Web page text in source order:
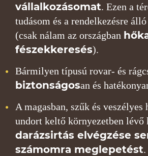
vállalkozásomat. Ezen a
tudásom és a rendelkezésre
(csak nálam az országban
fészekkeresés).
Bármilyen típusú rovar- és
biztonságosan és
A magasban, szűk és veszélyes
undort keltő környezetben lévő
darázsirtás elvégzése
számomra meglepetést.